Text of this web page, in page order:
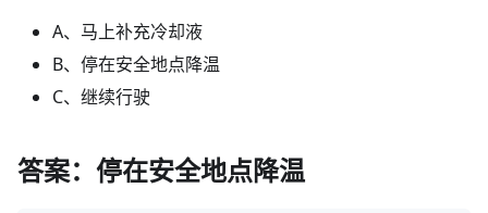
A、马上补充冷却液
B、停在安全地点降温
C、继续行驶
答案：停在安全地点降温